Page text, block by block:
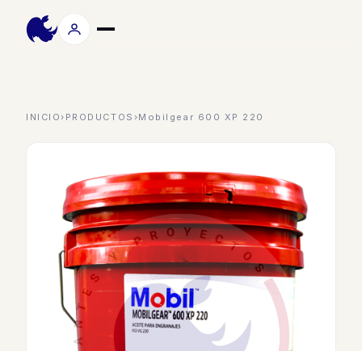
INICIO› PRODUCTOS ›Mobilgear 600 XP 220